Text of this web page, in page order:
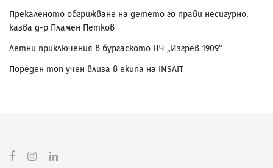
Прекаленото обгрижване на детето го прави несигурно,
казва д-р Пламен Петков
Летни приключения в бургаското НЧ „Изгрев 1909“
Пореден топ учен влиза в екипа на INSAIT